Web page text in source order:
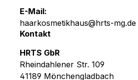
E-Mail:
haarkosmetikhaus@hrts-mg.de
Kontakt
HRTS GbR
Rheindahlener Str. 109
41189 Mönchengladbach